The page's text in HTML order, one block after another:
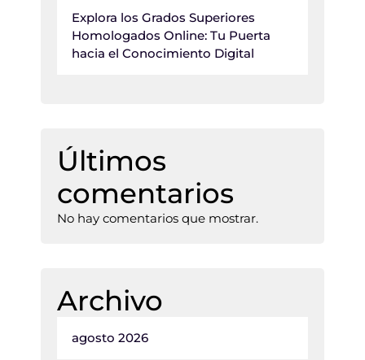
Explora los Grados Superiores
Homologados Online: Tu Puerta
hacia el Conocimiento Digital
Últimos
comentarios
No hay comentarios que mostrar.
Archivo
agosto 2026